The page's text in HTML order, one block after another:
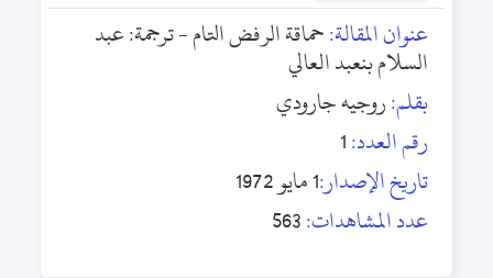
عنوان المقالة:حماقة الرفض التام - ترجمة: عبد
السلام بنعبد العالي
بقلم:روجيه جارودي
رقم العدد:1
تاريخ الإصدار:1 مايو 1972
عدد المشاهدات:563